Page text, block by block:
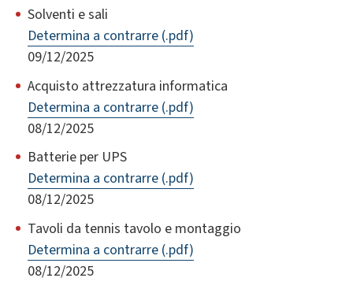
Solventi e sali
Determina a contrarre (.pdf)
09/12/2025
Acquisto attrezzatura informatica
Determina a contrarre (.pdf)
08/12/2025
Batterie per UPS
Determina a contrarre (.pdf)
08/12/2025
Tavoli da tennis tavolo e montaggio
Determina a contrarre (.pdf)
08/12/2025